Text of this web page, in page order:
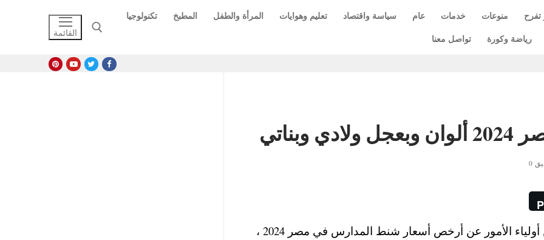
تفرح منوعات خدمات عام سياسة واقتصاد تعليم وهوايات المرأة والطفل المطبخ
تكنولوجيا
رياضة وكورة
تواصل معنا القائمة
0
مع حلول موسم دخول المدارس يبحث العديد من أولياء الأمور عن أرخص أسعار شنط المدارس في مصر 2024 ،